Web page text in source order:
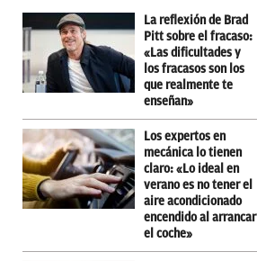
La reflexión de Brad
Pitt sobre el fracaso:
«Las dificultades y
los fracasos son los
que realmente te
enseñan»
Los expertos en
mecánica lo tienen
claro: «Lo ideal en
verano es no tener el
aire acondicionado
encendido al arrancar
el coche»